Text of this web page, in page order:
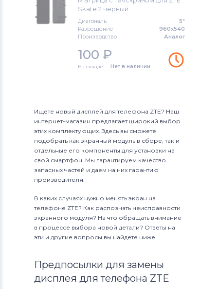
Модули и экраны для смартфонов
Модули и экраны для смартфонов
Модули и экраны для смартфонов
ZTE
Модули и экраны для смартфонов
OnePlus
Philips
Модули и экраны для смартфонов
Lenovo
TCL
Skate 2 черный
Диагональ
5"
Разрешение
960x540
Производство
Аналог
100 ₽
На складе Нет в наличии
Ищете новый дисплей для телефона ZTE? Наш
интернет-магазин предлагает широкий выбор
этих комплектующих. Здесь вы сможете
подобрать как экранный модуль в сборе, так и
отдельные его компоненты для установки на
свой смартфон. Мы гарантируем качество
запасных частей и даем на них гарантию
производителя.
В каких случаях нужно менять экран на
телефоне ZTE? Как распознать неисправности
экранного модуля? На что обращать внимание
в процессе выбора новой детали? Ответы на
эти и другие вопросы вы найдете ниже.
Предпосылки для замены
дисплея для телефона ZTE